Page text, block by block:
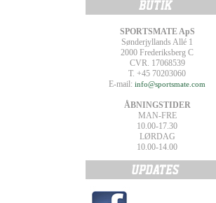
SPORTSMATE ApS
Sønderjyllands Allé 1
2000 Frederiksberg C
CVR. 17068539
T. +45 70203060
E-mail: info@sportsmate.com
ÅBNINGSTIDER
MAN-FRE
10.00-17.30
LØRDAG
10.00-14.00